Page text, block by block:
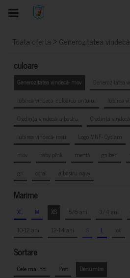
Toata oferta > Generozitatea
culoare
Generozitatea vindecă- mov
Generozitatea
Iubirea vindecă- culoarea untului
Iubirea
Credința vindecă- albastru
Credința
Iubirea vindecă- roșu
Logo MNF- Cyclam
mov
baby pink mentă galben
gri
coral albastru navy
Marime
XL M XS 5/6 ani 3/4 ani
10-12 ani
12-14 ani S L xxl
Sortare
Cele mai noi Pret Denumire